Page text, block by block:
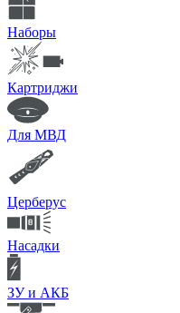
Наборы
Картриджи
Для МВД
Церберус
Насадки
ЗУ и АКБ